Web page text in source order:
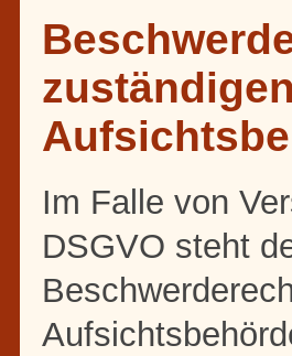
Im Falle von
DSGVO steht